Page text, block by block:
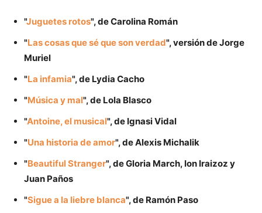
"Juguetes rotos", de Carolina Román
"Las cosas que sé que son verdad", versión de Jorge
Muriel
"La infamia", de Lydia Cacho
"Música y mal", de Lola Blasco
"Antoine, el musical", de Ignasi Vidal
"Una historia de amor", de Alexis Michalik
"Beautiful Stranger", de Gloria March, Ion Iraizoz y
Juan Paños
"Sigue a la liebre blanca", de Ramón Paso